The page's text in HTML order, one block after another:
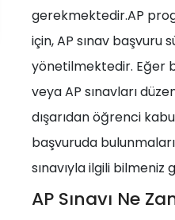
gerekmektedir.AP
için, AP sınav
yönetilmektedir. Eğer
veya AP sınavları
dışarıdan öğrenci
başvuruda
sınavıyla ilgili
AP Sınavı Ne